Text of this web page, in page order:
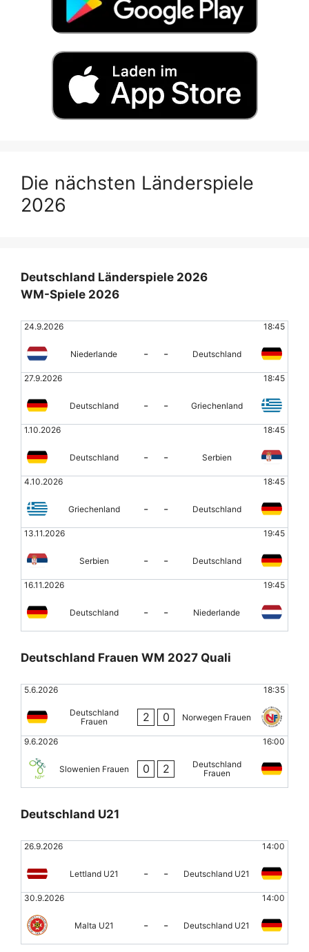
Die nächsten Länderspiele
2026
Deutschland Länderspiele 2026
WM-Spiele 2026
24.9.2026 18:45
Niederlande - - Deutschland
27.9.2026 18:45
Deutschland - - Griechenland
1.10.2026 18:45
Deutschland - - Serbien
4.10.2026 18:45
Griechenland - - Deutschland
13.11.2026 19:45
Serbien - - Deutschland
16.11.2026 19:45
Deutschland - - Niederlande
Deutschland Frauen WM 2027 Quali
5.6.2026 18:35
Deutschland
Frauen
2 0 Norwegen Frauen
9.6.2026 16:00
Slowenien Frauen 0 2
Deutschland
Frauen
Deutschland U21
26.9.2026 14:00
Lettland U21 - - Deutschland U21
30.9.2026 14:00
Malta U21 - - Deutschland U21